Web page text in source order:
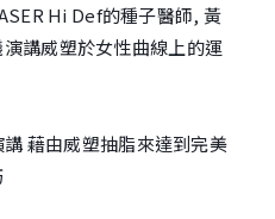
Hi Def的種子醫師, 黃
講威塑於女性曲線上的運
藉由威塑抽脂來達到完美